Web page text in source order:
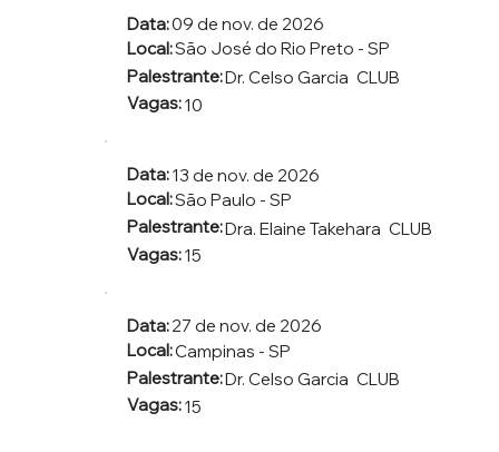
Data:09 de nov. de 2026
Local:São José do Rio Preto - SP
Palestrante:Dr. Celso Garcia CLUB
Vagas:10
Data:13 de nov. de 2026
Local:São Paulo - SP
Palestrante:Dra. Elaine Takehara CLUB
Vagas:15
Data:27 de nov. de 2026
Local:Campinas - SP
Palestrante:Dr. Celso Garcia CLUB
Vagas:15